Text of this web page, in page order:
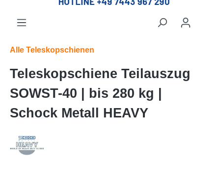
Alle Teleskopschienen
Teleskopschiene Teilauszug
SOWST-40 | bis 280 kg |
Schock Metall HEAVY